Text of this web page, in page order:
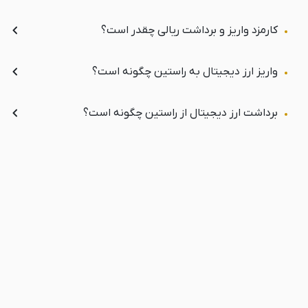
کارمزد واریز و برداشت ریالی چقدر است؟
واریز ارز دیجیتال به راستین چگونه است؟
برداشت ارز دیجیتال از راستین چگونه است؟